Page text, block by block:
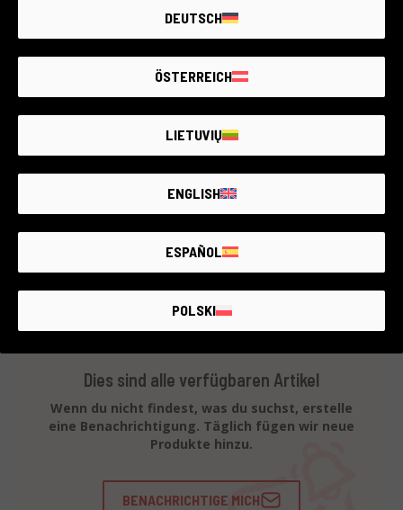
Code 009DCOPA0000424247
Panasonic Lumix FZ38 / FZ35
Panasonic
Zustand:Einige leichte Gebrauchsspuren
€140
Dies sind alle verfügbaren Artikel
Wenn du nicht findest, was du suchst, erstelle
eine Benachrichtigung. Täglich fügen wir neue
Produkte hinzu.
BENACHRICHTIGE MICH
DEUTSCH
ÖSTERREICH
LIETUVIŲ
ENGLISH
ESPAÑOL
POLSKI